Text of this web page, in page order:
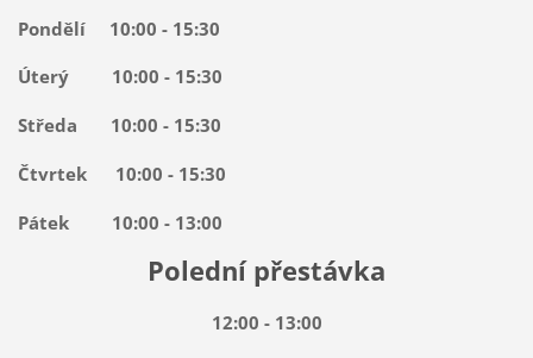
Pondělí 10:00 - 15:30
Úterý 10:00 - 15:30
Středa 10:00 - 15:30
Čtvrtek 10:00 - 15:30
Pátek 10:00 - 13:00
Polední přestávka
12:00 - 13:00